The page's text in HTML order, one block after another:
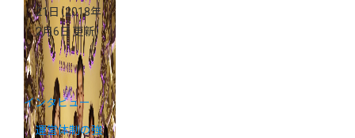
21日 （2018年
2月6日 更新）
インタビュー
運営体制の強